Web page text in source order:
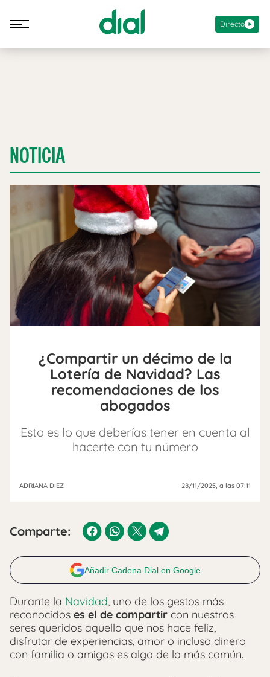
Directo
NOTICIA
¿Compartir un décimo de la
Lotería de Navidad? Las
recomendaciones de los
abogados
Esto es lo que deberías tener en cuenta al
hacerte con tu número
ADRIANA DIEZ 28/11/2025, a las 07:11
Comparte:
Añadir Cadena Dial en Google
Durante la Navidad, uno de los gestos más
reconocidos es el de compartir con nuestros
seres queridos aquello que nos hace feliz,
disfrutar de experiencias, amor o incluso dinero
con familia o amigos es algo de lo más común.